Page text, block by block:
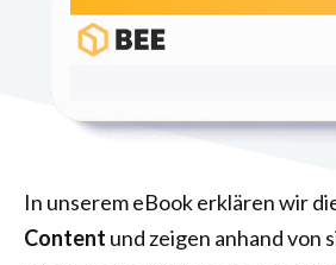
In unserem eBook erklären wir
Content und zeigen anhand von